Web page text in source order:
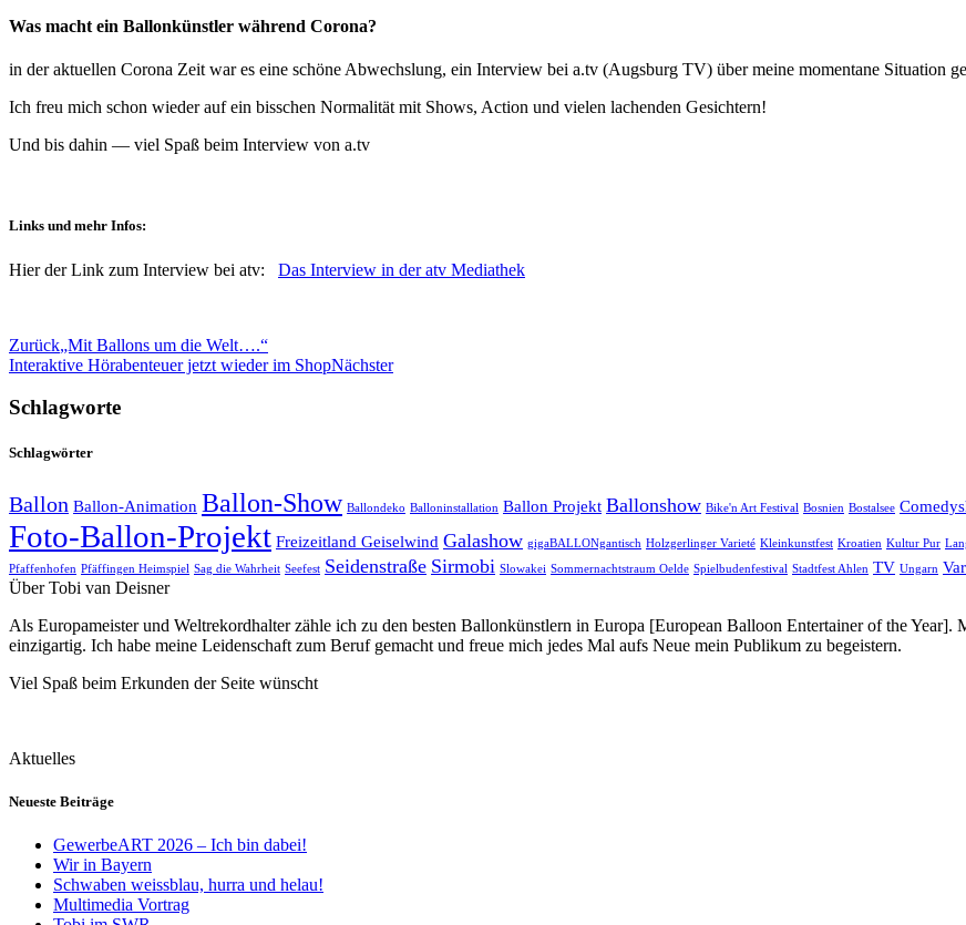
Was macht ein Ballonkünstler während Corona?
in der aktuellen Corona Zeit war es eine schöne Abwechslung, ein Interview bei a.tv (Augsburg TV) über meine momentane Situation
Ich freu mich schon wieder auf ein bisschen Normalität mit Shows, Action und vielen lachenden Gesichtern!
Und bis dahin — viel Spaß beim Interview von a.tv
Links und mehr Infos:
Hier der Link zum Interview bei atv: Das Interview in der atv Mediathek
Zurück„Mit Ballons um die Welt….“
Interaktive Hörabenteuer jetzt wieder im ShopNächster
Schlagworte
Schlagwörter
Ballon Ballon-Animation Ballon-Show Ballondeko Balloninstallation Ballon Projekt Ballonshow Bike'n Art Festival Bosnien Bostalsee
Foto-Ballon-Projekt Freizeitland Geiselwind Galashow gigaBALLONgantisch Holzgerlinger Varieté Kleinkunstfest Kroatien Kultur Pur
Pfaffenhofen Pfäffingen Heimspiel Sag die Wahrheit Seefest Seidenstraße Sirmobi Slowakei Sommernachtstraum Oelde Spielbudenfestival Stadtfest Ahlen TV Ungarn
Über Tobi van Deisner
Als Europameister und Weltrekordhalter zähle ich zu den besten Ballonkünstlern in Europa [European Balloon Entertainer of the
einzigartig. Ich habe meine Leidenschaft zum Beruf gemacht und freue mich jedes Mal aufs Neue mein Publikum zu begeistern.
Viel Spaß beim Erkunden der Seite wünscht
Aktuelles
Neueste Beiträge
GewerbeART 2026 – Ich bin dabei!
Wir in Bayern
Schwaben weissblau, hurra und helau!
Multimedia Vortrag